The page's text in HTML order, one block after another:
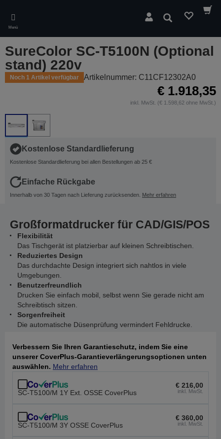
main
content
Menü
Suchen
SureColor SC-T5100N (Optional
stand) 220v
Noch 1 Artikel verfügbar Artikelnummer: C11CF12302A0
€ 1.918,35
inkl. MwSt. (€ 1.598,62 ohne MwSt.)
Kostenlose Standardlieferung
Kostenlose Standardlieferung bei allen Bestellungen ab 25 €
Einfache Rückgabe
Innerhalb von 30 Tagen nach Lieferung zurücksenden. Mehr erfahren
Großformatdrucker für CAD/GIS/POS
Flexibilität
Das Tischgerät ist platzierbar auf kleinen Schreibtischen.
Reduziertes Design
Das durchdachte Design integriert sich nahtlos in viele
Umgebungen.
Benutzerfreundlich
Drucken Sie einfach mobil, selbst wenn Sie gerade nicht am
Schreibtisch sitzen.
Sorgenfreiheit
Die automatische Düsenprüfung vermindert Fehldrucke.
Verbessern Sie Ihren Garantieschutz, indem Sie eine
unserer CoverPlus-Garantieverlängerungsoptionen unten
auswählen. Mehr erfahren
SC-T5100/M 1Y Ext. OSSE CoverPlus
€ 216,00
inkl. MwSt.
SC-T5100/M 3Y OSSE CoverPlus
€ 360,00
inkl. MwSt.